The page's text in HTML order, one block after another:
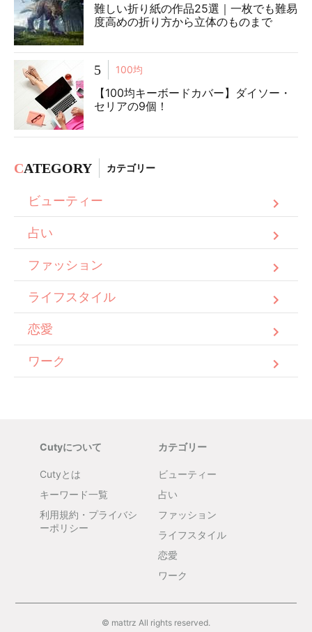
難しい折り紙の作品25選｜一枚でも難易
度高めの折り方から立体のものまで
5 100均
【100均キーボードカバー】ダイソー・
セリアの9個！
CATEGORY カテゴリー
ビューティー
占い
ファッション
ライフスタイル
恋愛
ワーク
Cutyについて
Cutyとは
キーワード一覧
利用規約・プライバシ
ーポリシー
カテゴリー
ビューティー
占い
ファッション
ライフスタイル
恋愛
ワーク
© mattrz All rights reserved.